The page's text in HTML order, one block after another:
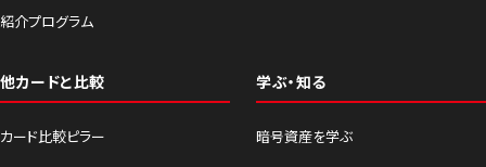
紹介プログラム
他カードと比較
カード比較ピラー
学ぶ・知る
暗号資産を学ぶ